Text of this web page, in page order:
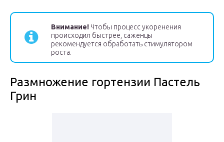
Внимание! Чтобы процесс укоренения
происходил быстрее, саженцы
рекомендуется обработать стимулятором
роста.
Размножение гортензии Пастель
Грин